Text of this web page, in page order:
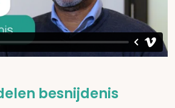
besnijdenis